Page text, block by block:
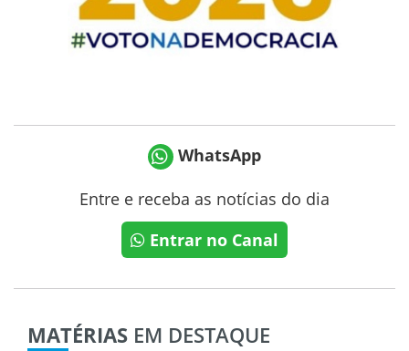
WhatsApp
Entre e receba as notícias do dia
Entrar no Canal
MATÉRIAS EM DESTAQUE